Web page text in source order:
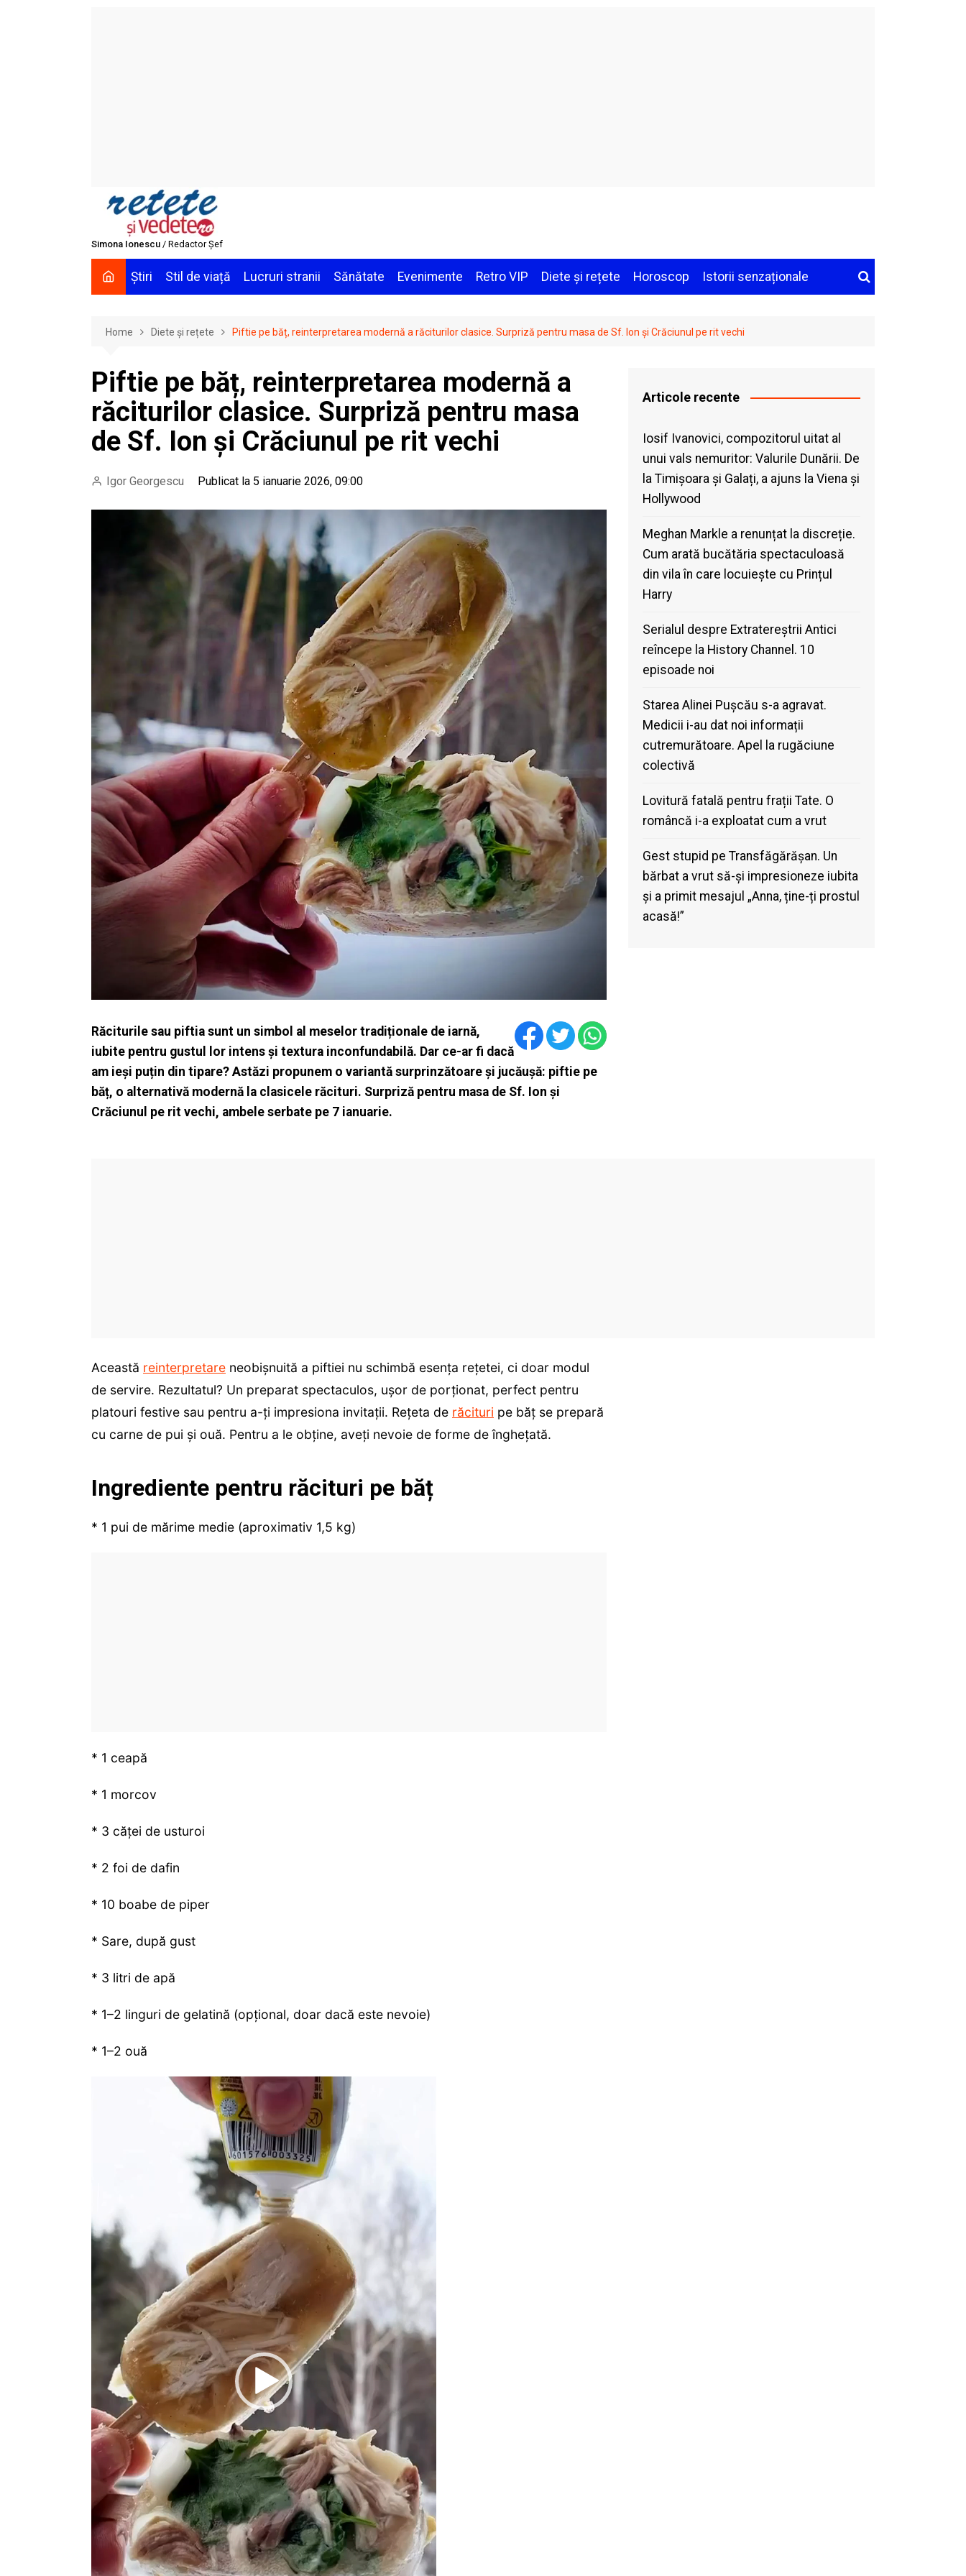
Simona Ionescu / Redactor Șef
Știri Stil de viață Lucruri stranii Sănătate Evenimente Retro VIP Diete și rețete Horoscop Istorii senzaționale
Home Diete și rețete Piftie pe băț, reinterpretarea modernă a răciturilor clasice. Surpriză pentru masa de Sf. Ion și Crăciunul pe rit vechi
Piftie pe băț, reinterpretarea modernă a
răciturilor clasice. Surpriză pentru masa
de Sf. Ion și Crăciunul pe rit vechi
Igor Georgescu Publicat la 5 ianuarie 2026, 09:00
Răciturile sau piftia sunt un simbol al meselor tradiționale de iarnă,
iubite pentru gustul lor intens și textura inconfundabilă. Dar ce-ar fi dacă
am ieși puțin din tipare? Astăzi propunem o variantă surprinzătoare și jucăușă: piftie pe
băț, o alternativă modernă la clasicele răcituri. Surpriză pentru masa de Sf. Ion și
Crăciunul pe rit vechi, ambele serbate pe 7 ianuarie.
Articole recente
Iosif Ivanovici, compozitorul uitat al
unui vals nemuritor: Valurile Dunării. De
la Timișoara și Galați, a ajuns la Viena și
Hollywood
Meghan Markle a renunțat la discreție.
Cum arată bucătăria spectaculoasă
din vila în care locuiește cu Prințul
Harry
Serialul despre Extratereștrii Antici
reîncepe la History Channel. 10
episoade noi
Starea Alinei Pușcău s-a agravat.
Medicii i-au dat noi informații
cutremurătoare. Apel la rugăciune
colectivă
Lovitură fatală pentru frații Tate. O
româncă i-a exploatat cum a vrut
Gest stupid pe Transfăgărășan. Un
bărbat a vrut să-și impresioneze iubita
și a primit mesajul „Anna, ține-ți prostul
acasă!”
Această reinterpretare neobișnuită a piftiei nu schimbă esența rețetei, ci doar modul
de servire. Rezultatul? Un preparat spectaculos, ușor de porționat, perfect pentru
platouri festive sau pentru a-ți impresiona invitații. Rețeta de răcituri pe băț se prepară
cu carne de pui și ouă. Pentru a le obține, aveți nevoie de forme de înghețată.
Ingrediente pentru răcituri pe băț
* 1 pui de mărime medie (aproximativ 1,5 kg)
* 1 ceapă
* 1 morcov
* 3 căței de usturoi
* 2 foi de dafin
* 10 boabe de piper
* Sare, după gust
* 3 litri de apă
* 1–2 linguri de gelatină (opțional, doar dacă este nevoie)
* 1–2 ouă